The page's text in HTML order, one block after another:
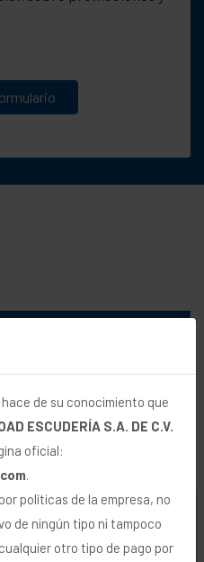
MXN
hace de su conocimiento que
ESCUDERÍA S.A. DE C.V.
oficial:
políticas de la empresa, no
de ningún tipo ni tampoco
otro tipo de pago por